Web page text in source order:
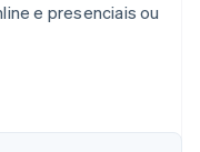
e presenciais ou